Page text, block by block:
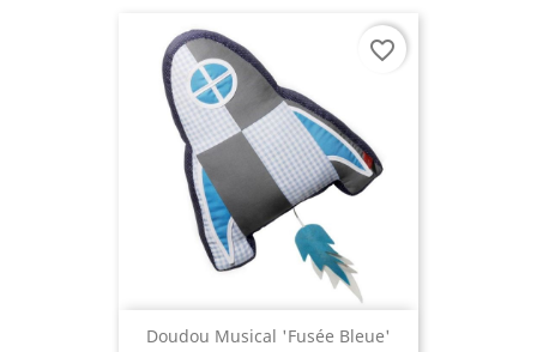
Doudou Musical 'Fusée Bleue'
favorite_border